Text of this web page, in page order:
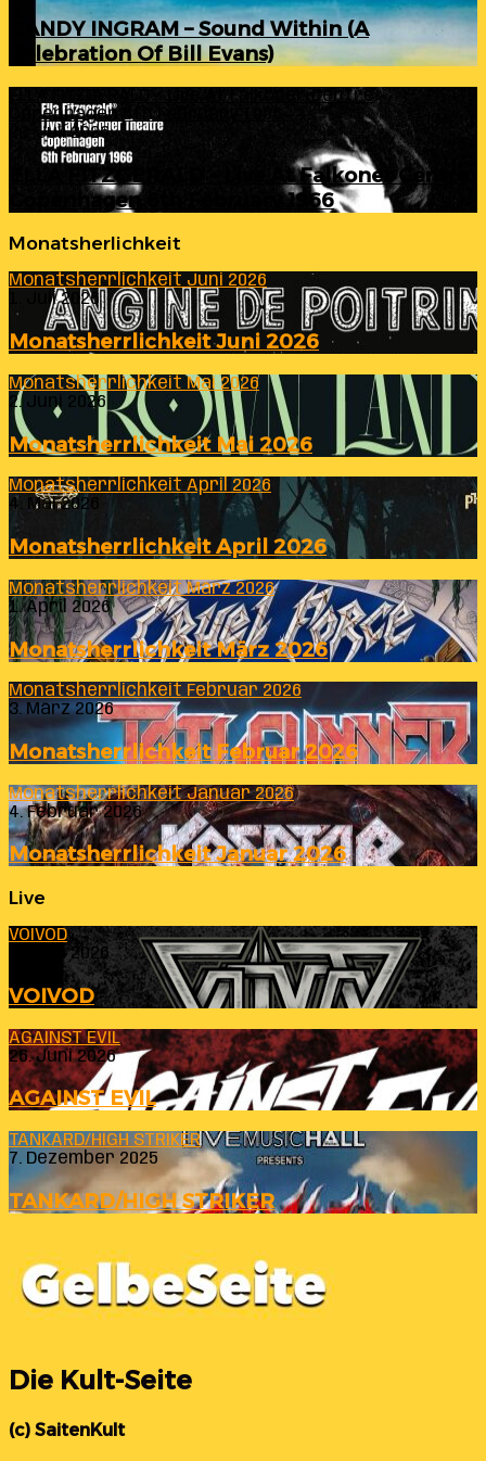
RANDY INGRAM – Sound Within (A
Celebration Of Bill Evans)
ELLA FITZGERALD – Live At Falkoner Centre
Copenhagen 6th February 1966
23. Juli 2026
ELLA FITZGERALD – Live At Falkoner Centre
Copenhagen 6th February 1966
Monatsherlichkeit
Monatsherrlichkeit Juni 2026
1. Juli 2026
Monatsherrlichkeit Juni 2026
Monatsherrlichkeit Mai 2026
2. Juni 2026
Monatsherrlichkeit Mai 2026
Monatsherrlichkeit April 2026
4. Mai 2026
Monatsherrlichkeit April 2026
Monatsherrlichkeit März 2026
1. April 2026
Monatsherrlichkeit März 2026
Monatsherrlichkeit Februar 2026
3. März 2026
Monatsherrlichkeit Februar 2026
Monatsherrlichkeit Januar 2026
4. Februar 2026
Monatsherrlichkeit Januar 2026
Live
VOIVOD
23. Juli 2026
VOIVOD
AGAINST EVIL
26. Juni 2026
AGAINST EVIL
TANKARD/HIGH STRIKER
7. Dezember 2025
TANKARD/HIGH STRIKER
Die Kult-Seite
(c) SaitenKult